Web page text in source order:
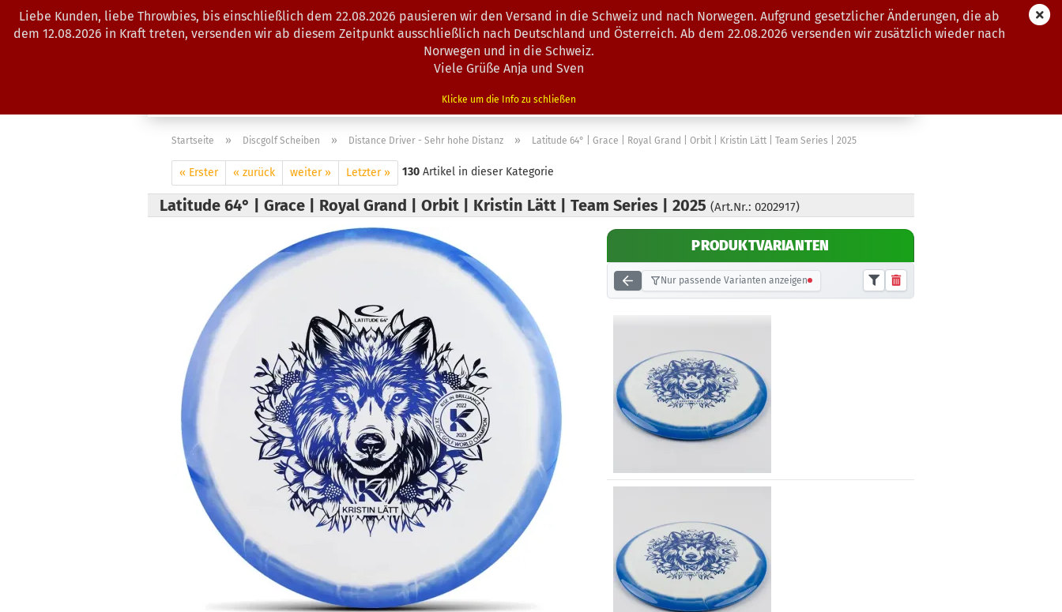
Suche...
Liebe Kunden, liebe Throwbies, bis einschließlich dem 22.08.2026 pausieren wir den Versand in die Schweiz und nach Norwegen. Aufgrund gesetzlicher Änderungen, die ab
dem 12.08.2026 in Kraft treten, versenden wir ab diesem Zeitpunkt ausschließlich nach Deutschland und Österreich. Ab dem 22.08.2026 versenden wir zusätzlich wieder nach
Norwegen und in die Schweiz.
Viele Grüße Anja und Sven
Klicke um die Info zu schließen
AUSRÜSTUNG ZUBEHÖR
Startseite » Discgolf Scheiben » Distance Driver - Sehr hohe Distanz » Latitude 64° | Grace | Royal Grand | Orbit | Kristin Lätt | Team Series | 2025
« Erster « zurück weiter » Letzter » 130 Artikel in dieser Kategorie
Latitude 64° | Grace | Royal Grand | Orbit | Kristin Lätt | Team Series | 2025 (Art.Nr.: 0202917)
PRODUKTVARIANTEN
Nur passende Varianten anzeigen